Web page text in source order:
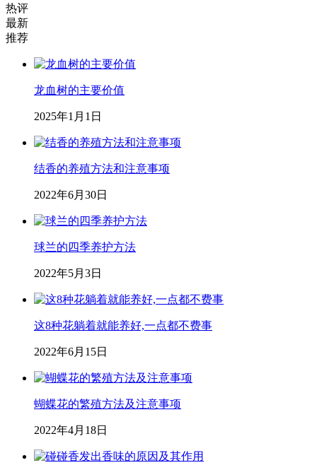
热评
最新
推荐
龙血树的主要价值
2025年1月1日
结香的养殖方法和注意事项
2022年6月30日
球兰的四季养护方法
2022年5月3日
这8种花躺着就能养好,一点都不费事
2022年6月15日
蝴蝶花的繁殖方法及注意事项
2022年4月18日